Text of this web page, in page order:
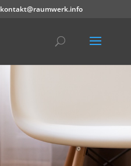
kontakt@raumwerk.info